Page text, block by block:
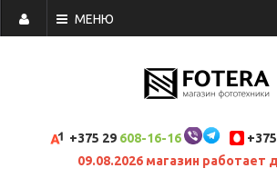
МЕНЮ
+375 29 608-16-16
09.08.2026 магазин работает